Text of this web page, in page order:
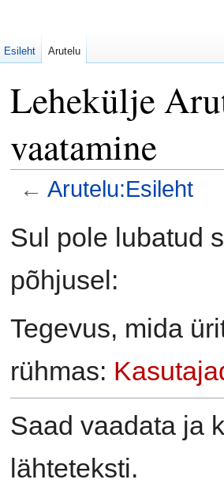
Lehekülje
vaatamine
← Arutelu:Esileht
Sul pole lubatud
põhjusel:
Tegevus, mida
rühmas:
Saad vaadata ja
lähteteksti.
Esileht Arutelu